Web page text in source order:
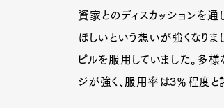
資家とのディスカッションを
ほしいという想いが強くなり
ピルを服用していました。多
ジが強く、服用率は3％程度と